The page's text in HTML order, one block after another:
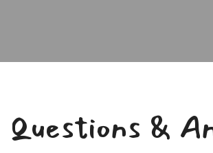
Questions &